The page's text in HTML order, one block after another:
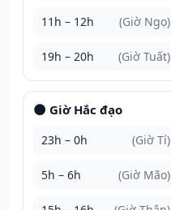
11h – 12h (Giờ Ngọ)
19h – 20h (Giờ Tuất)
🌑 Giờ Hắc đạo
23h – 0h (Giờ Tí)
5h – 6h (Giờ Mão)